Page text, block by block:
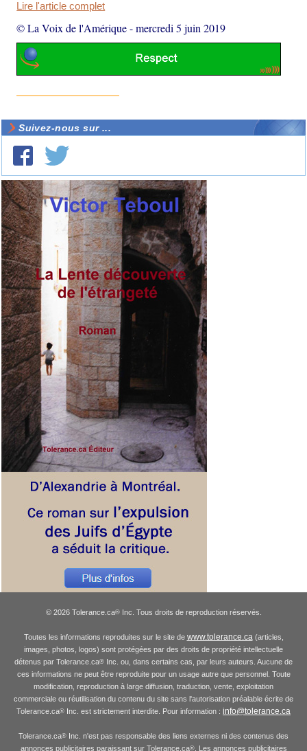
Lire l'article complet
© La Voix de l'Amérique-mercredi 5 juin 2019
Suivez-nous sur ...
© 2026 Tolerance.ca®Inc. Tous droits de reproduction réservés.
Toutes les informations reproduites sur le site de www.tolerance.ca (articles,
images, photos, logos) sont protégées par des droits de propriété intellectuelle
détenus par Tolerance.ca® Inc. ou, dans certains cas, par leurs auteurs. Aucune de
ces informations ne peut être reproduite pour un usage autre que personnel. Toute
modification, reproduction à large diffusion, traduction, vente, exploitation
commerciale ou réutilisation du contenu du site sans l'autorisation préalable écrite de
Tolerance.ca® Inc. est strictement interdite. Pour information : info@tolerance.ca
Tolerance.ca® Inc. n'est pas responsable des liens externes ni des contenus des
annonces publicitaires paraissant sur Tolerance.ca®. Les annonces publicitaires